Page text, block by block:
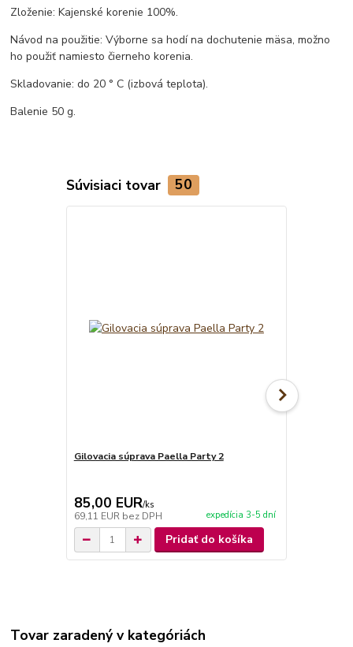
Zloženie: Kajenské korenie 100%.
Návod na použitie: Výborne sa hodí na dochutenie mäsa, možno
ho použiť namiesto čierneho korenia.
Skladovanie: do 20 ° C (izbová teplota).
Balenie 50 g.
Súvisiaci tovar 50
Gilovacia súprava Paella Party 2
85,00 EUR/ks
69,11 EUR bez DPH expedícia 3-5 dní
Pridať do košíka
Tovar zaradený v kategóriách